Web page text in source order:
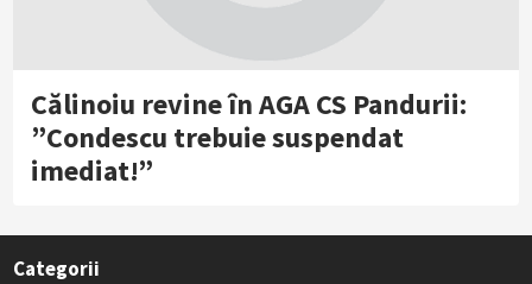
Călinoiu revine în AGA CS Pandurii:
”Condescu trebuie suspendat
imediat!”
Categorii